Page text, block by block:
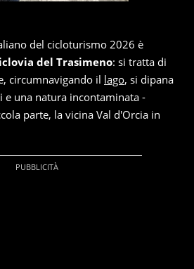
del cicloturismo 2026 è
del Trasimeno: si tratta di
circumnavigando il lago, si dipana
una natura incontaminata -
parte, la vicina Val d'Orcia in